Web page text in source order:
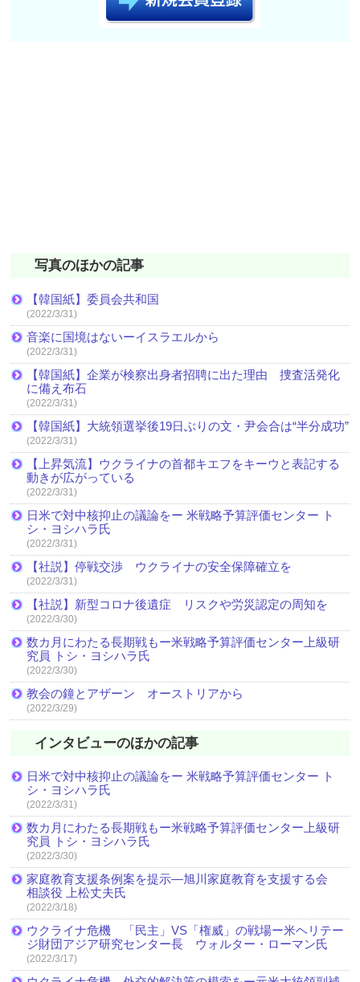
写真のほかの記事
【韓国紙】委員会共和国
(2022/3/31)
音楽に国境はないーイスラエルから
(2022/3/31)
【韓国紙】企業が検察出身者招聘に出た理由 捜査活発化
に備え布石
(2022/3/31)
【韓国紙】大統領選挙後19日ぶりの文・尹会合は“半分成功”
(2022/3/31)
【上昇気流】ウクライナの首都キエフをキーウと表記する
動きが広がっている
(2022/3/31)
日米で対中核抑止の議論をー 米戦略予算評価センター ト
シ・ヨシハラ氏
(2022/3/31)
【社説】停戦交渉 ウクライナの安全保障確立を
(2022/3/31)
【社説】新型コロナ後遺症 リスクや労災認定の周知を
(2022/3/30)
数カ月にわたる長期戦もー米戦略予算評価センター上級研
究員 トシ・ヨシハラ氏
(2022/3/30)
教会の鐘とアザーン オーストリアから
(2022/3/29)
インタビューのほかの記事
日米で対中核抑止の議論をー 米戦略予算評価センター ト
シ・ヨシハラ氏
(2022/3/31)
数カ月にわたる長期戦もー米戦略予算評価センター上級研
究員 トシ・ヨシハラ氏
(2022/3/30)
家庭教育支援条例案を提示―旭川家庭教育を支援する会
相談役 上松丈夫氏
(2022/3/18)
ウクライナ危機 「民主」VS「権威」の戦場ー米ヘリテー
ジ財団アジア研究センター長 ウォルター・ローマン氏
(2022/3/17)